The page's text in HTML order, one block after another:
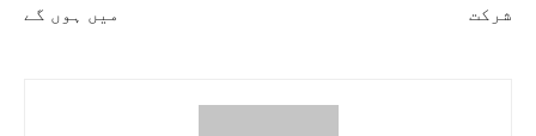
میں ہوں گے شرکت